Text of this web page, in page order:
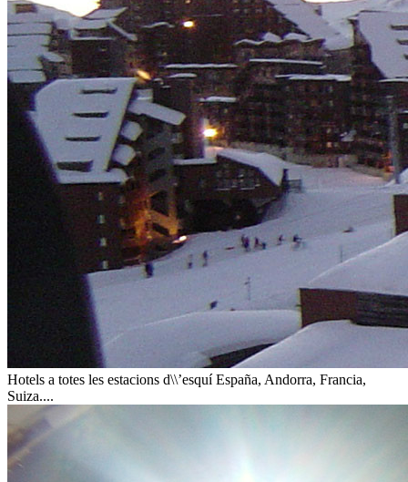
Hotels a totes les estacions d\\’esquí España, Andorra, Francia,
Suiza....